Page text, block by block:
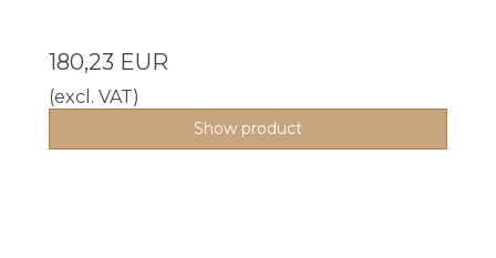
180,23 EUR
(excl. VAT)
Show product